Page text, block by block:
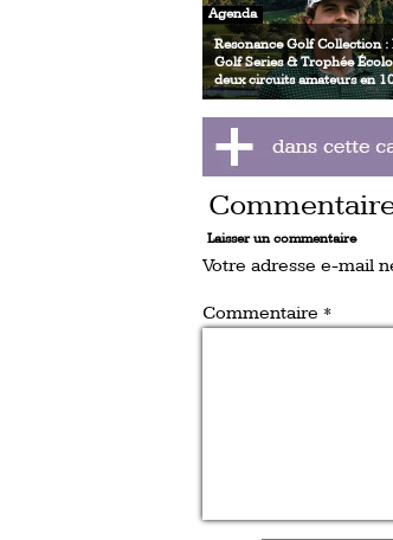
Agenda
Resonance Golf Collection :
Golf Series & Trophée
deux circuits amateurs en
Laisser un commentaire
Votre adresse e-mail
Commentaire *